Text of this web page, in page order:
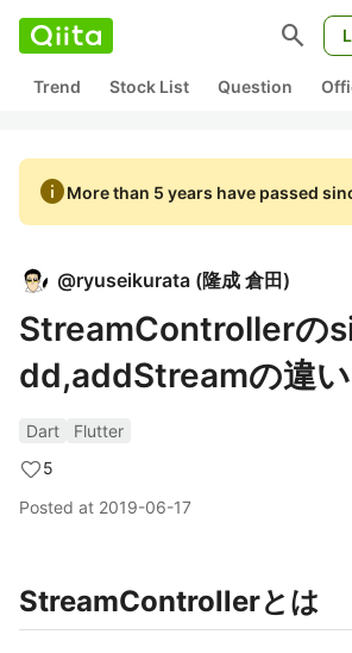
search
Trend Stock List Question
infoMore than 5 years have passed
@ryuseikurata (隆成 倉田)
StreamControllerの
dd,addStreamの違い
Dart
Flutter
5
Posted at 2019-06-17
StreamControllerとは